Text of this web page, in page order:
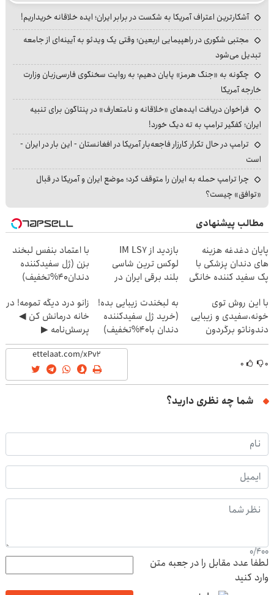
آشکارترین اعتراف آمریکا به شکست در برابر ایران؛ ایده خلاقانه خریداریم!
مجتبی شکوری در راهپیمایی اربعین؛ وقتی یک ویدئو به آیینه‌ای از جامعه
تبدیل می‌شود
چگونه به «جنگ هرمز» پایان دهیم؛ به روایت سخنگوی فارسی‌زبان وزارت
خارجه آمریکا
فراخوان دریافت ایده‌های «خلاقانه و نامتعارف» در پنتاگون برای تنبیه
ایران؛ کفگیر ترامپ به ته دیگ خورد!
ترامپ در حال تکرار کارزار فاجعه‌بار آمریکا در افغانستان - این بار در ایران -
است
چرا ترامپ حمله به ایران را متوقف کرد؛ موضع ایران و آمریکا در قبال
«توافق» چیست؟
مطالب پیشنهادی
پایان دغدغه هزینه
های دندان پزشکی با
پک سفید کننده خانگی
بازدید از IM LS7
لوکس ترین شاسی
بلند برقی ایران در
با اعتماد بنفس لبخند
بزن (ژل سفیدکننده
دندان40%تخفیف)
با این روش توی
خونه،سفیدی و زیبایی
دندوناتو برگردون
(40%off)
به لبخندت زیبایی بده!
(خرید ژل سفیدکننده
دندان با40%تخفیف)
زانو درد دیگه تمومه! در
خانه درمانش کن ◀
پرسش‌نامه ▶
۰ ۰
شما چه نظری دارید؟
0/400
لطفا عدد مقابل را در جعبه متن
وارد کنید